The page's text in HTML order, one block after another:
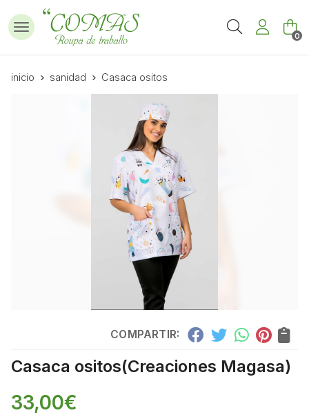
Buscar 0
inicio sanidad Casaca ositos
COMPARTIR:
Casaca ositos(Creaciones Magasa)
33,00€